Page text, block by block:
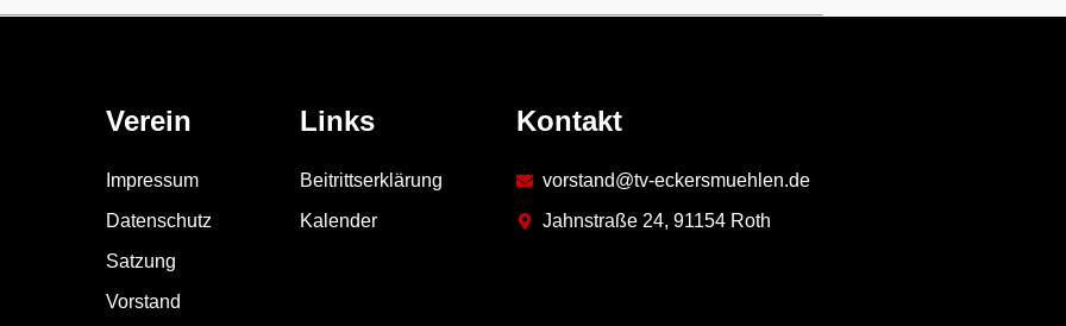
Verein
Impressum
Datenschutz
Satzung
Vorstand
Links
Beitrittserklärung
Kalender
Kontakt
vorstand@tv-eckersmuehlen.de
Jahnstraße 24, 91154 Roth